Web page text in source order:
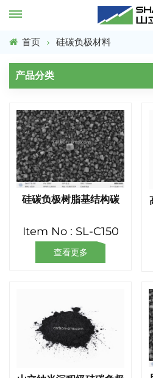
首页 硅碳负极材料
产品分类
硅碳负极树脂基结构碳
Item No : SL-C150
查看更多